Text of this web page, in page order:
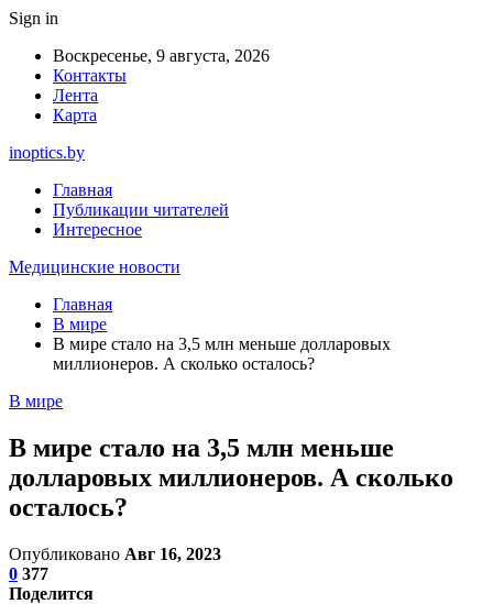
Sign in
Воскресенье, 9 августа, 2026
Контакты
Лента
Карта
inoptics.by
Главная
Публикации читателей
Интересное
Медицинские новости
Главная
В мире
В мире стало на 3,5 млн меньше долларовых
миллионеров. А сколько осталось?
В мире
В мире стало на 3,5 млн меньше
долларовых миллионеров. А сколько
осталось?
Опубликовано Авг 16, 2023
0 377
Поделится